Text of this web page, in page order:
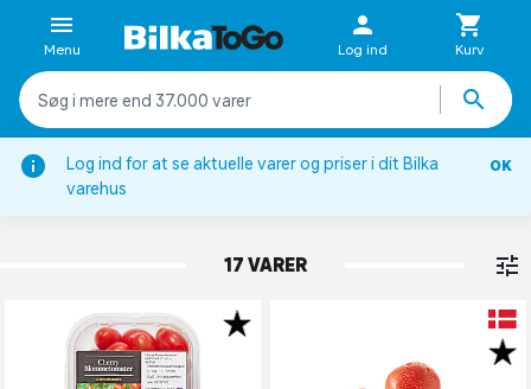
Log ind for at se aktuelle varer og priser i dit Bilka
varehus
OK
Menu Log ind Kurv
Grøntsager
TOMATER
17 VARER